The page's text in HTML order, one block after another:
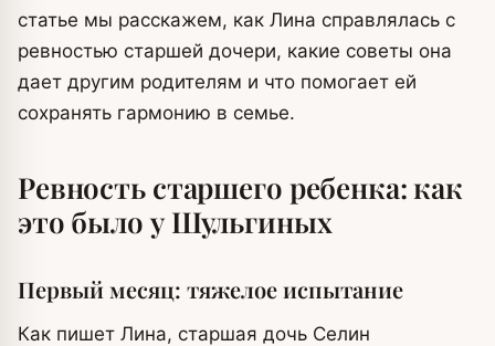
статье мы расскажем, как Лина справлялась с
ревностью старшей дочери, какие советы она
дает другим родителям и что помогает ей
сохранять гармонию в семье.
Ревность старшего ребенка: как
это было у Шульгиных
Первый месяц: тяжелое испытание
Как пишет Лина, старшая дочь Селин